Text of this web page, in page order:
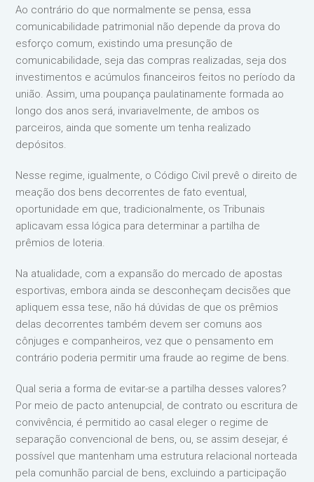
Ao contrário do que normalmente se pensa, essa
comunicabilidade patrimonial não depende da prova do
esforço comum, existindo uma presunção de
comunicabilidade, seja das compras realizadas, seja dos
investimentos e acúmulos financeiros feitos no período da
união. Assim, uma poupança paulatinamente formada ao
longo dos anos será, invariavelmente, de ambos os
parceiros, ainda que somente um tenha realizado
depósitos.
Nesse regime, igualmente, o Código Civil prevê o direito de
meação dos bens decorrentes de fato eventual,
oportunidade em que, tradicionalmente, os Tribunais
aplicavam essa lógica para determinar a partilha de
prêmios de loteria.
Na atualidade, com a expansão do mercado de apostas
esportivas, embora ainda se desconheçam decisões que
apliquem essa tese, não há dúvidas de que os prêmios
delas decorrentes também devem ser comuns aos
cônjuges e companheiros, vez que o pensamento em
contrário poderia permitir uma fraude ao regime de bens.
Qual seria a forma de evitar-se a partilha desses valores?
Por meio de pacto antenupcial, de contrato ou escritura de
convivência, é permitido ao casal eleger o regime de
separação convencional de bens, ou, se assim desejar, é
possível que mantenham uma estrutura relacional norteada
pela comunhão parcial de bens, excluindo a participação